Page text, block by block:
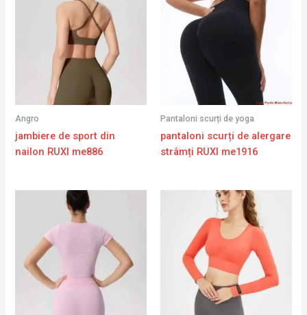
Angro
jambiere de sport din
nailon RUXI me886
Pantaloni scurți de yoga
pantaloni scurți de alergare
strâmți RUXI me1916